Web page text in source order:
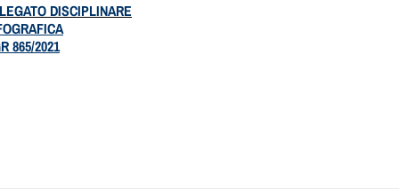
DISCIPLINARE
865/2021